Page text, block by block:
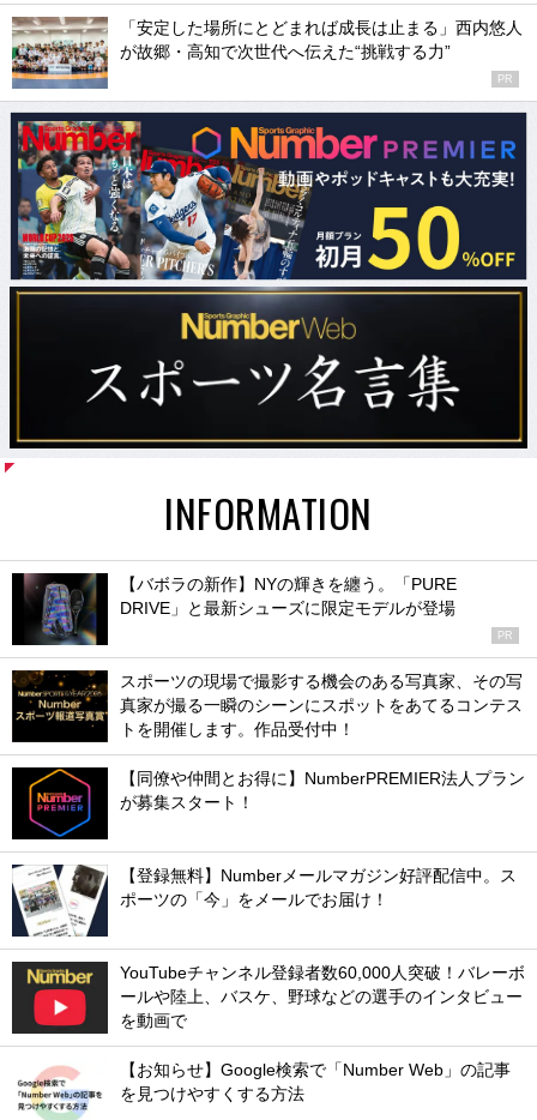
「安定した場所にとどまれば成長は止まる」西内悠人
が故郷・高知で次世代へ伝えた“挑戦する力”
PR
INFORMATION
【バボラの新作】NYの輝きを纏う。「PURE
DRIVE」と最新シューズに限定モデルが登場
PR
スポーツの現場で撮影する機会のある写真家、その写
真家が撮る一瞬のシーンにスポットをあてるコンテス
トを開催します。作品受付中！
【同僚や仲間とお得に】NumberPREMIER法人プラン
が募集スタート！
【登録無料】Numberメールマガジン好評配信中。ス
ポーツの「今」をメールでお届け！
YouTubeチャンネル登録者数60,000人突破！バレーボ
ールや陸上、バスケ、野球などの選手のインタビュー
を動画で
【お知らせ】Google検索で「Number Web」の記事
を見つけやすくする方法